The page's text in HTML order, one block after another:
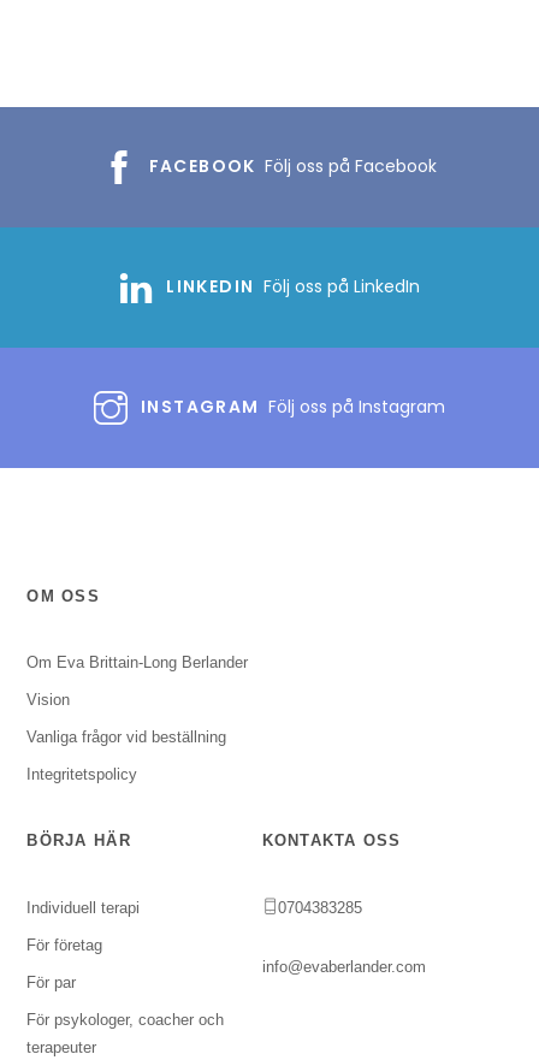
FACEBOOK Följ oss på Facebook
LINKEDIN Följ oss på LinkedIn
INSTAGRAM Följ oss på Instagram
OM OSS
Om Eva Brittain-Long Berlander
Vision
Vanliga frågor vid beställning
Integritetspolicy
BÖRJA HÄR
Individuell terapi
För företag
För par
För psykologer, coacher och
terapeuter
KONTAKTA OSS
0704383285
info@evaberlander.com